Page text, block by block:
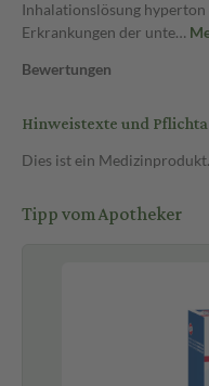
Inhalationslösung
Erkrankungen der unte…
Bewertungen
Hinweistexte und
Dies ist ein Medizinprodukt.
Tipp vom Apotheker